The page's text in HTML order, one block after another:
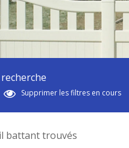
Supprimer les filtres en cours
battant trouvés